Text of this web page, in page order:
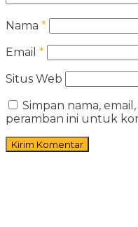
Nama *
Email *
Situs Web
Simpan nama,
peramban ini untuk